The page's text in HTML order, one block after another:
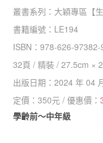
叢書系列： 大穎專區 【
書籍編號： LE194
ISBN：978-626-97382-
32頁 /精裝 /27.5cm ×
出版日期：2024 年 04
定價：350元 / 優惠價：
學齡前～中年級